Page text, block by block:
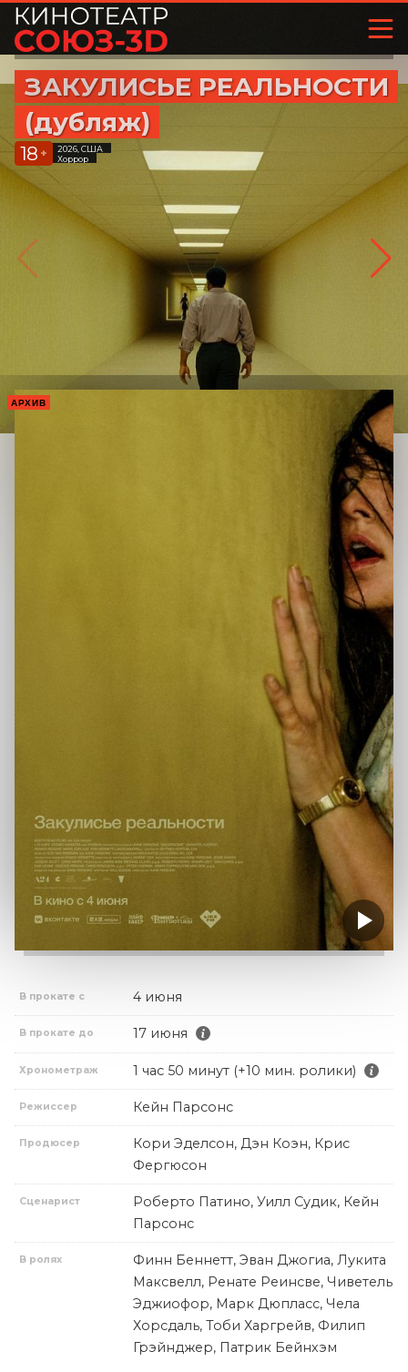
ЗАКУЛИСЬЕ РЕАЛЬНОСТИ
(дубляж)
18 +
2026, США
Хоррор
АРХИВ
В прокате с 4 июня
В прокате до 17 июня
Хронометраж 1 час 50 минут (+10 мин. ролики)
Режиссер Кейн Парсонс
Продюсер
Кори Эделсон, Дэн Коэн, Крис
Фергюсон
Сценарист
Роберто Патино, Уилл Судик, Кейн
Парсонс
В ролях
Финн Беннетт, Эван Джогиа, Лукита
Максвелл, Ренате Реинсве, Чиветель
Эджиофор, Марк Дюпласс, Чела
Хорсдаль, Тоби Харгрейв, Филип
Грэйнджер, Патрик Бейнхэм